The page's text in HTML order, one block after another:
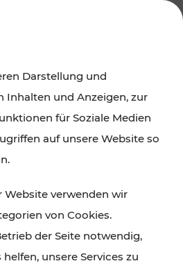
zu Fahrplanänderungen,
Darstellung und
Inhalten und Anzeigen, zur
für Soziale Medien
auf unsere Website so
Website verwenden wir
von Cookies.
der Seite notwendig,
unsere Services zu